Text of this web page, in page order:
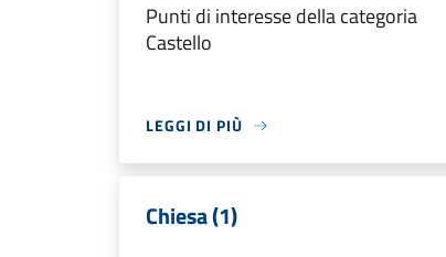
Punti di interesse della categoria
Castello
LEGGI DI PIÙ
Chiesa (1)